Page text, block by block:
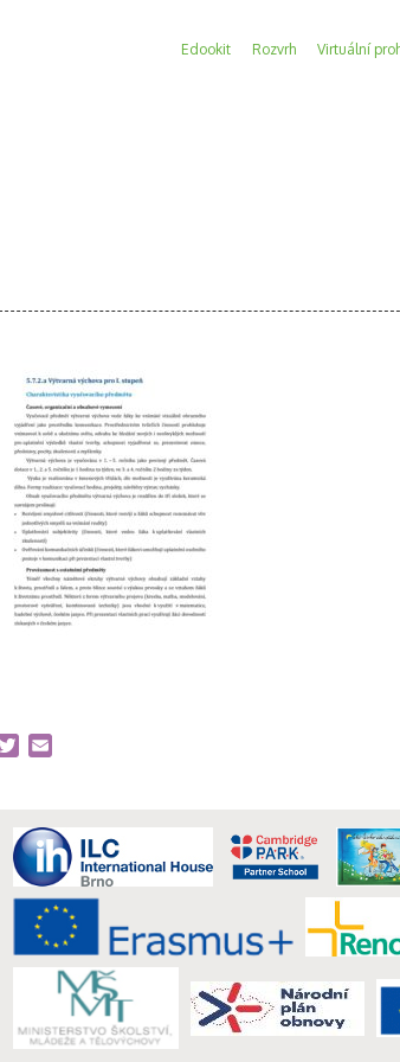
Edookit Rozvrh Virtuální
Twitter